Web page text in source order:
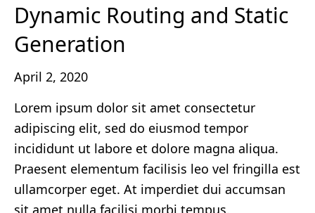
Dynamic Routing and Static
Generation
April 2, 2020
Lorem ipsum dolor sit amet consectetur
adipiscing elit, sed do eiusmod tempor
incididunt ut labore et dolore magna aliqua.
Praesent elementum facilisis leo vel fringilla est
ullamcorper eget. At imperdiet dui accumsan
sit amet nulla facilisi morbi tempus.